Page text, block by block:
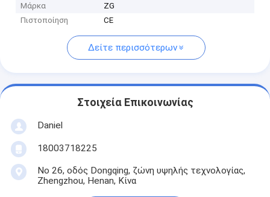
Μάρκα
ZG
Πιστοποίηση
CE
Δείτε περισσότερων
Στοιχεία Επικοινωνίας
Daniel
18003718225
Νο 26, οδός Dongqing, ζώνη υψηλής τεχνολογίας,
Zhengzhou, Henan, Κίνα